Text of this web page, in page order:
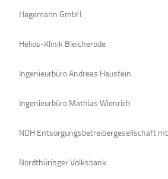
Hagemann GmbH
Helios-Klinik Bleicherode
Ingenieurbüro Andreas Haustein
Ingenieurbüro Mathias Wienrich
NDH Entsorgungsbetreibergesellschaft
Nordthüringer Volksbank